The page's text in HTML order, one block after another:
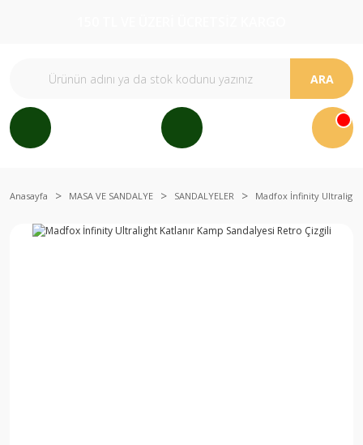
ARA
Anasayfa MASA VE SANDALYE SANDALYELER Madfox İnfinity Ultralight